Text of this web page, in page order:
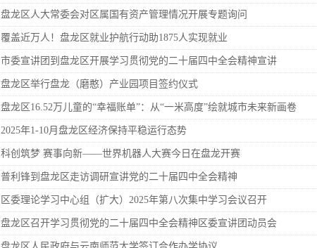
盘龙区人大常委会对区属国有资产管理情况开展专题询问
覆盖近万人！盘龙区就业护航行动助1875人实现就业
市委宣讲团到盘龙区开展学习贯彻党的二十届四中全会精神宣讲
盘龙区举行盘龙（磨憨）产业园项目签约仪式
盘龙区16.52万儿童的“幸福账单”：从“一米高度”绘就城市未来新画卷
2025年1-10月盘龙区经济保持平稳运行态势
科创筑梦 赛事向新——世界机器人大赛今日在盘龙开赛
普利锋到盘龙区走访调研宣讲党的二十届四中全会精神
区委理论学习中心组（扩大）2025年第八次集中学习会议召开
盘龙区召开学习贯彻党的二十届四中全会精神区委宣讲团动员会